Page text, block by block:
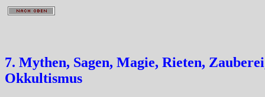
7. Mythen, Sagen, Magie, Rieten,
Okkultismus